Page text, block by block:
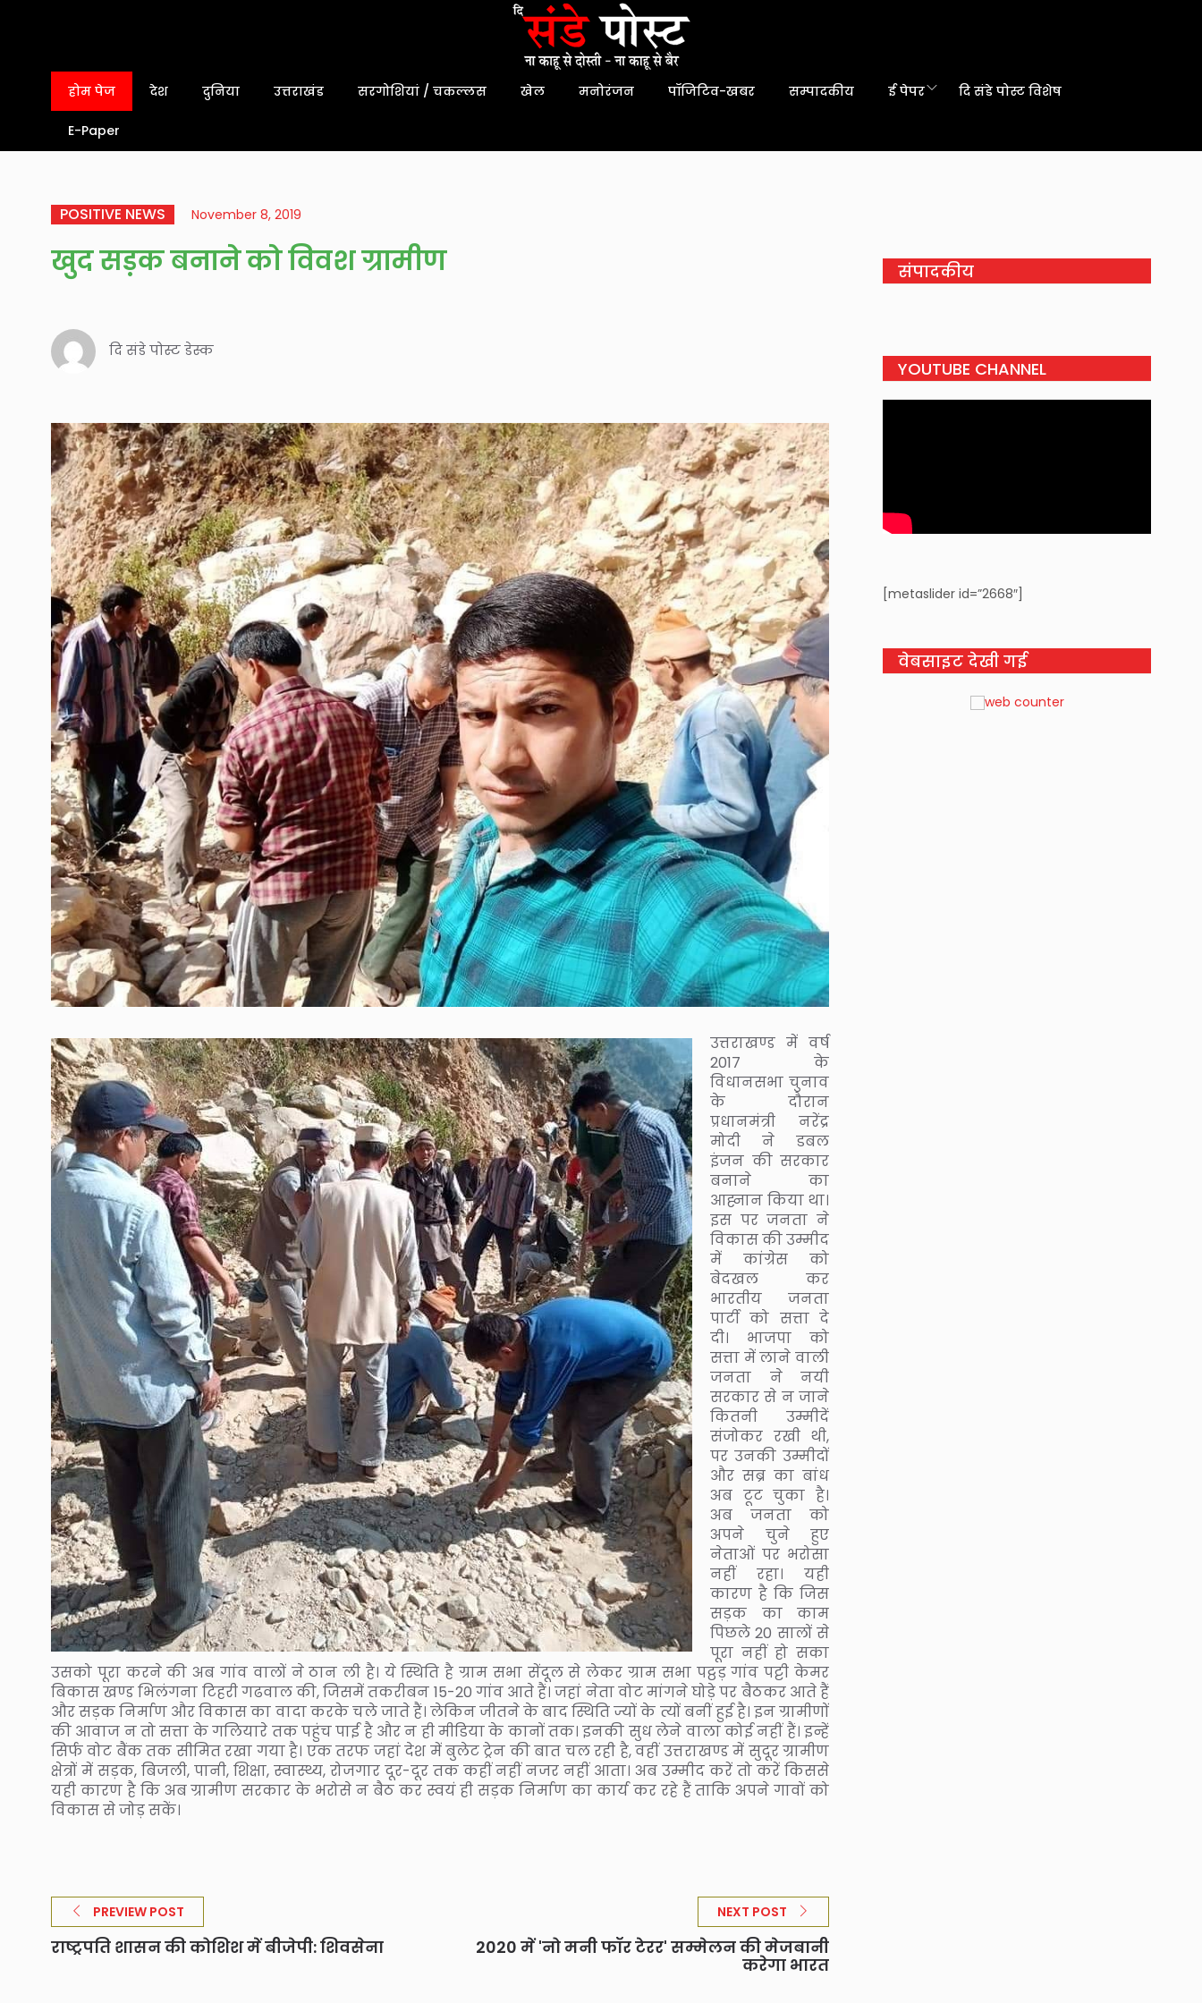
होम पेज देश दुनिया उत्तराखंड सरगोशियां / चकल्लस खेल मनोरंजन पॉजिटिव-खबर सम्पादकीय ई पेपर दि संडे पोस्ट विशेष
E-Paper
POSITIVE NEWS November 8, 2019
खुद सड़क बनाने को विवश ग्रामीण
दि संडे पोस्ट डेस्क
उत्तराखण्ड में वर्ष
2017 के
विधानसभा चुनाव
के दौरान
प्रधानमंत्री नरेंद्र
मोदी ने डबल
इंजन की सरकार
बनाने का
आह्नान किया था।
इस पर जनता ने
विकास की उम्मीद
में कांग्रेस को
बेदखल कर
भारतीय जनता
पार्टी को सत्ता दे
दी। भाजपा को
सत्ता में लाने वाली
जनता ने नयी
सरकार से न जाने
कितनी उम्मीदें
संजोकर रखी थी,
पर उनकी उम्मीदों
और सब्र का बांध
अब टूट चुका है।
अब जनता को
अपने चुने हुए
नेताओं पर भरोसा
नहीं रहा। यही
कारण है कि जिस
सड़क का काम
पिछले 20 सालों से
पूरा नहीं हो सका
उसको पूरा करने की अब गांव वालों ने ठान ली है। ये स्थिति है ग्राम सभा सेंदूल से लेकर ग्राम सभा पट्ठड़ गांव पट्टी केमर
बिकास खण्ड भिलंगना टिहरी गढवाल की, जिसमें तकरीबन 15-20 गांव आते हैं। जहां नेता वोट मांगने घोड़े पर बैठकर आते हैं
और सड़क निर्माण और विकास का वादा करके चले जाते हैं। लेकिन जीतने के बाद स्थिति ज्यों के त्यों बनीं हुई है। इन ग्रामीणों
की आवाज न तो सत्ता के गलियारे तक पहुंच पाई है और न ही मीडिया के कानों तक। इनकी सुध लेने वाला कोई नहीं हैं। इन्हें
सिर्फ वोट बैंक तक सीमित रखा गया है। एक तरफ जहां देश में बुलेट ट्रेन की बात चल रही है, वहीं उत्तराखण्ड में सुदूर ग्रामीण
क्षेत्रों में सड़क, बिजली, पानी, शिक्षा, स्वास्थ्य, रोजगार दूर-दूर तक कहीं नहीं नजर नहीं आता। अब उम्मीद करें तो करें किससे
यही कारण है कि अब ग्रामीण सरकार के भरोसे न बैठ कर स्वयं ही सड़क निर्माण का कार्य कर रहे हैं ताकि अपने गावों को
विकास से जोड़ सकें।
PREVIEW POST
राष्ट्रपति शासन की कोशिश में बीजेपी: शिवसेना
NEXT POST
2020 में 'नो मनी फॉर टेरर' सम्मेलन की मेजबानी
करेगा भारत
संपादकीय
YOUTUBE CHANNEL
[metaslider id=”2668″]
वेबसाइट देखी गई